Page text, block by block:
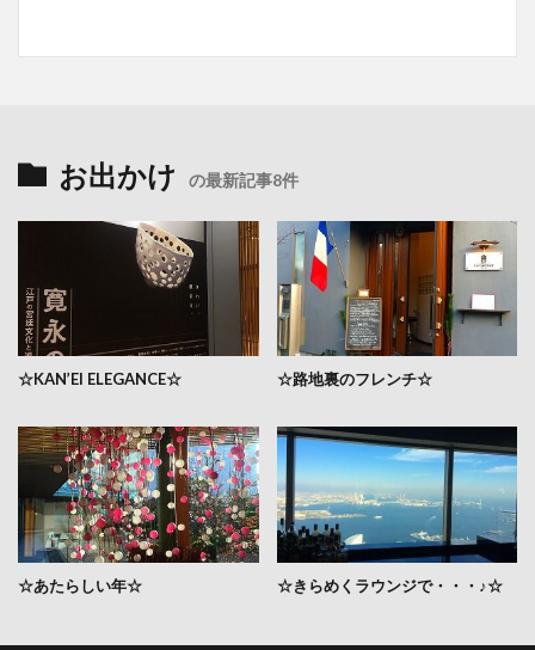
お出かけ の最新記事8件
☆KAN’EI ELEGANCE☆ ☆路地裏のフレンチ☆
☆あたらしい年☆ ☆きらめくラウンジで・・・♪☆